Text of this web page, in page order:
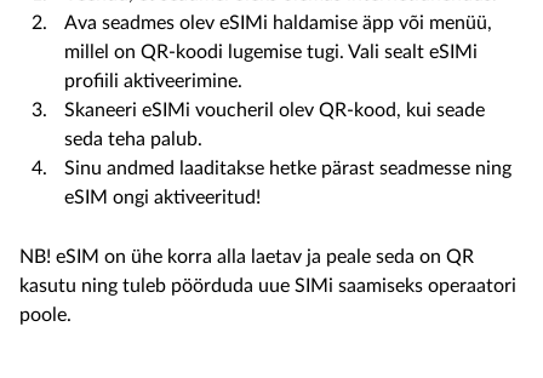
Ava seadmes olev eSIMi haldamise äpp või menüü,
millel on QR-koodi lugemise tugi. Vali sealt eSIMi
profiili aktiveerimine.
Skaneeri eSIMi voucheril olev QR-kood, kui seade
seda teha palub.
Sinu andmed laaditakse hetke pärast seadmesse ning
eSIM ongi aktiveeritud!
NB! eSIM on ühe korra alla laetav ja peale seda on QR
kasutu ning tuleb pöörduda uue SIMi saamiseks operaatori
poole.